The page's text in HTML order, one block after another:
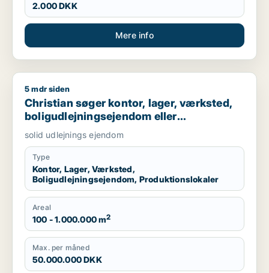
2.000 DKK
Mere info
Christian søger kontor, lager, værksted,
5 mdr siden
Christian søger kontor, lager, værksted,
boligudlejningsejendom eller
produktionslokaler til salg i Nordsjælland,
Roskilde eller Holbæk
solid udlejnings ejendom
Type
Kontor, Lager, Værksted,
Boligudlejningsejendom, Produktionslokaler
Areal
100 - 1.000.000 m2
Max. per måned
50.000.000 DKK